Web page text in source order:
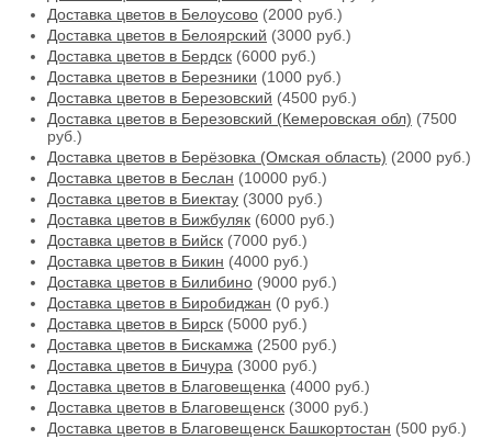
Доставка цветов в Белоусово (2000 руб.)
Доставка цветов в Белоярский (3000 руб.)
Доставка цветов в Бердск (6000 руб.)
Доставка цветов в Березники (1000 руб.)
Доставка цветов в Березовский (4500 руб.)
Доставка цветов в Березовский (Кемеровская обл) (7500
руб.)
Доставка цветов в Берёзовка (Омская область) (2000 руб.)
Доставка цветов в Беслан (10000 руб.)
Доставка цветов в Биектау (3000 руб.)
Доставка цветов в Бижбуляк (6000 руб.)
Доставка цветов в Бийск (7000 руб.)
Доставка цветов в Бикин (4000 руб.)
Доставка цветов в Билибино (9000 руб.)
Доставка цветов в Биробиджан (0 руб.)
Доставка цветов в Бирск (5000 руб.)
Доставка цветов в Бискамжа (2500 руб.)
Доставка цветов в Бичура (3000 руб.)
Доставка цветов в Благовещенка (4000 руб.)
Доставка цветов в Благовещенск (3000 руб.)
Доставка цветов в Благовещенск Башкортостан (500 руб.)